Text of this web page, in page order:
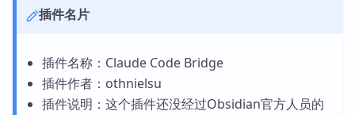
插件名片
插件名称：Claude Code Bridge
插件作者：othnielsu
插件说明：这个插件还没经过Obsidian官方人员的